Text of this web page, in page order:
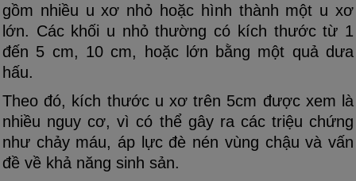
gồm nhiều u xơ nhỏ hoặc hình thành một u xơ
lớn. Các khối u nhỏ thường có kích thước từ 1
đến 5 cm, 10 cm, hoặc lớn bằng một quả dưa
hấu.
Theo đó, kích thước u xơ trên 5cm được xem là
nhiều nguy cơ, vì có thể gây ra các triệu chứng
như chảy máu, áp lực đè nén vùng chậu và vấn
đề về khả năng sinh sản.